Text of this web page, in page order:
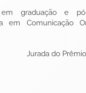
em graduação e
em Comunicação
Jurada do